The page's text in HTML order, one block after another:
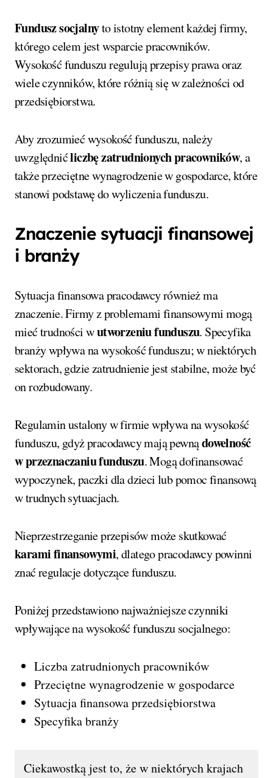
Fundusz socjalnyto istotny element każdej firmy,
którego celem jest wsparcie pracowników.
Wysokość funduszu regulują przepisy prawa oraz
wiele czynników, które różnią się w zależności od
przedsiębiorstwa.
Aby zrozumieć wysokość funduszu, należy
uwzględnićliczbę zatrudnionych pracowników, a
także przeciętne wynagrodzenie w gospodarce, które
stanowi podstawę do wyliczenia funduszu.
Znaczenie sytuacji finansowej
i branży
Sytuacja finansowa pracodawcy również ma
znaczenie. Firmy z problemami finansowymi mogą
mieć trudności wutworzeniu funduszu. Specyfika
branży wpływa na wysokość funduszu; w niektórych
sektorach, gdzie zatrudnienie jest stabilne, może być
on rozbudowany.
Regulamin ustalony w firmie wpływa na wysokość
funduszu, gdyż pracodawcy mają pewnądowelność
w przeznaczaniu funduszu. Mogą dofinansować
wypoczynek, paczki dla dzieci lub pomoc finansową
w trudnych sytuacjach.
Nieprzestrzeganie przepisów może skutkować
karami finansowymi, dlatego pracodawcy powinni
znać regulacje dotyczące funduszu.
Poniżej przedstawiono najważniejsze czynniki
wpływające na wysokość funduszu socjalnego:
Liczba zatrudnionych pracowników
Przeciętne wynagrodzenie w gospodarce
Sytuacja finansowa przedsiębiorstwa
Specyfika branży
Ciekawostką jest to, że w niektórych krajach